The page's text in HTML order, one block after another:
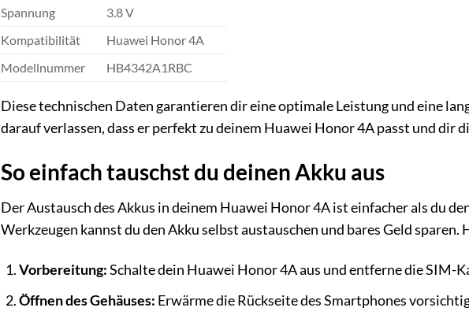
Spannung
3.8 V
Kompatibilität
Huawei Honor 4A
Modellnummer
HB4342A1RBC
Diese technischen Daten garantieren dir eine optimale Leistung und eine
darauf verlassen, dass er perfekt zu deinem Huawei Honor 4A passt und dir
So einfach tauschst du deinen Akku aus
Der Austausch des Akkus in deinem Huawei Honor 4A ist einfacher als du
Werkzeugen kannst du den Akku selbst austauschen und bares Geld
Vorbereitung:Schalte dein Huawei Honor 4A aus und entferne die SIM-
Öffnen des Gehäuses: Erwärme die Rückseite des Smartphones